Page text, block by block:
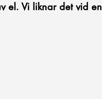
el. Vi liknar det vid en